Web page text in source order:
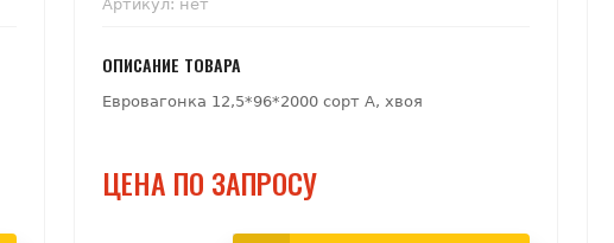
Артикул: нет
ОПИСАНИЕ ТОВАРА
Евровагонка 12,5*96*2000 сорт А, хвоя
ЦЕНА ПО ЗАПРОСУ